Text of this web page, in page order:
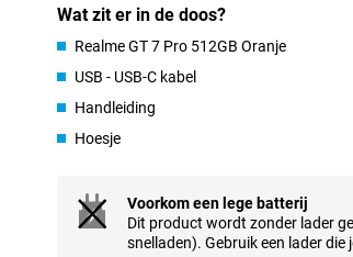
hoef je je geen zorgen te maken over
drukke dagen en lange reizen.
Ruime opslag voor al je bestanden
bestanden. Je kunt naar hartenlust
Vloeiende prestaties
Wat zit er in de doos?
Realme GT 7 Pro 512GB Oranje
USB - USB-C kabel
Handleiding
Hoesje
Voorkom een lege batterij
Dit product wordt zonder lader
snelladen). Gebruik een lader die